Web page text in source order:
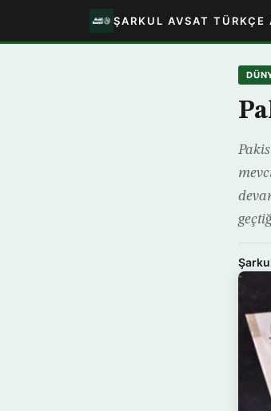
ŞARKUL AVSAT TÜRKÇE